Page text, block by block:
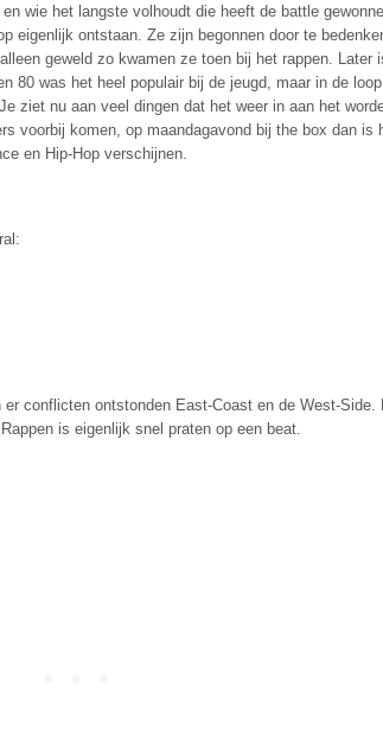
wie het langste volhoudt die heeft de battle
eigenlijk ontstaan. Ze zijn begonnen door te
geweld zo kwamen ze toen bij het rappen. Later
80 was het heel populair bij de jeugd, maar in de
ziet nu aan veel dingen dat het weer in aan het
voorbij komen, op maandagavond bij the box dan is
en Hip-Hop verschijnen.
conflicten ontstonden East-Coast en de West-Side.
is eigenlijk snel praten op een beat.